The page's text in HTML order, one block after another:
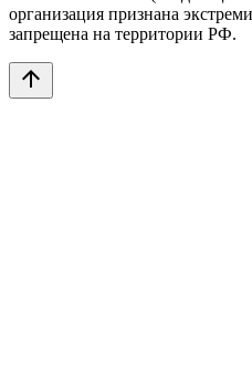
организация признана
запрещена на территории РФ.
arrow_upward